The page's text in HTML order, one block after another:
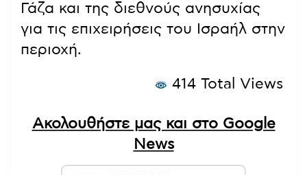
Γάζα και της διεθνούς ανησυχίας
για τις επιχειρήσεις του Ισραήλ στην
περιοχή.
414 Total Views
Ακολουθήστε μας και στο Google
News